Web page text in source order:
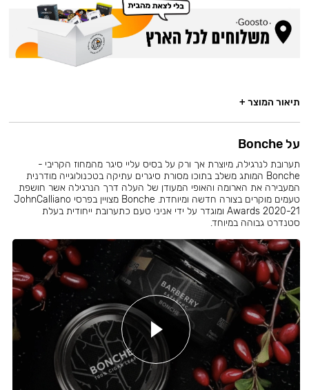
תיאור המוצר +
על Bonche
תערובת לנרגילה, מיוצרת אך ורק על בסיס עליי סיגר מהמחוז הקריבי -
Bonche המותג משלב בתוכו מסורת סיגרים עתיקה בטכנולוגייה מודרנית
המעבירה את הארומה והאופי המעודן של העלה דרך הנרגילה אשר חושפת
טעמים מוקרים בצורה חדשה ומיוחדת. Bonche מצויין בפרסי JohnCalliano
Awards 2020-21 ומוגדר על ידי אניני טעם כתערובת ייחודית בעלת
סטנדרט גבוהה במיוחד.